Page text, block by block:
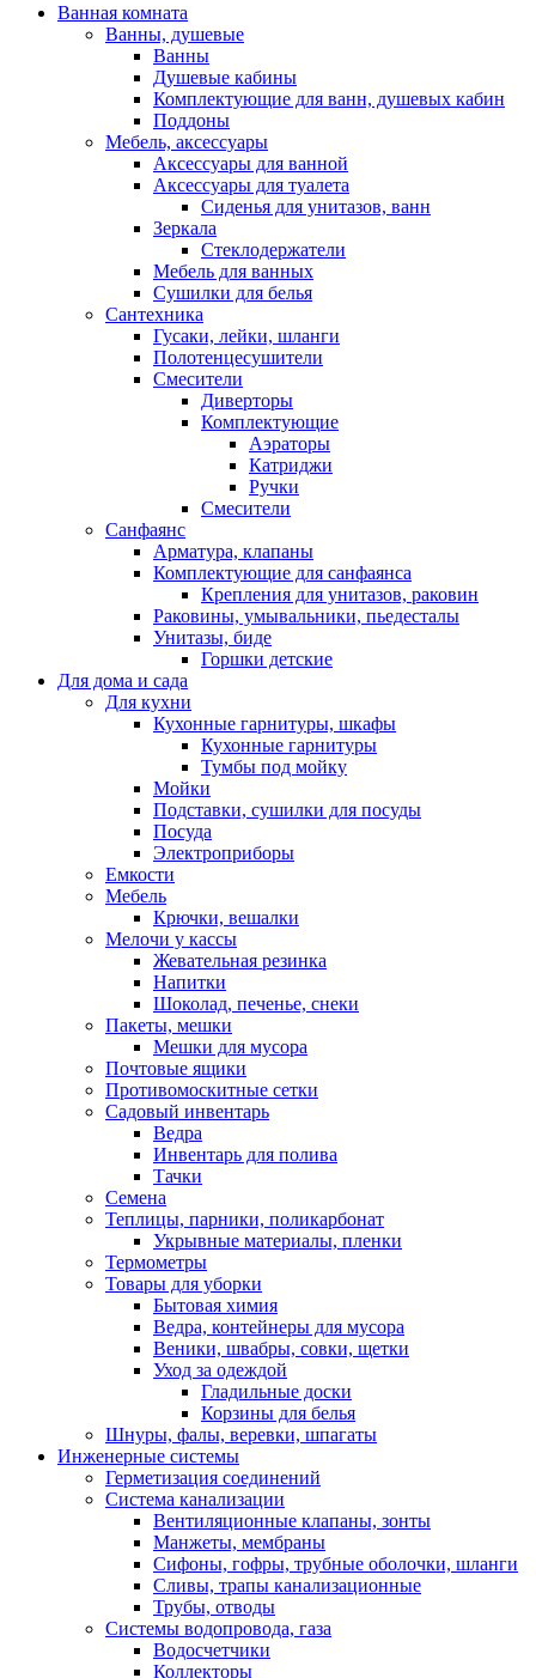
Ванная комната
Ванны, душевые
Ванны
Душевые кабины
Комплектующие для ванн, душевых кабин
Поддоны
Мебель, аксессуары
Аксессуары для ванной
Аксессуары для туалета
Сиденья для унитазов, ванн
Зеркала
Стеклодержатели
Мебель для ванных
Сушилки для белья
Сантехника
Гусаки, лейки, шланги
Полотенцесушители
Смесители
Диверторы
Комплектующие
Аэраторы
Катриджи
Ручки
Смесители
Санфаянс
Арматура, клапаны
Комплектующие для санфаянса
Крепления для унитазов, раковин
Раковины, умывальники, пьедесталы
Унитазы, биде
Горшки детские
Для дома и сада
Для кухни
Кухонные гарнитуры, шкафы
Кухонные гарнитуры
Тумбы под мойку
Мойки
Подставки, сушилки для посуды
Посуда
Электроприборы
Емкости
Мебель
Крючки, вешалки
Мелочи у кассы
Жевательная резинка
Напитки
Шоколад, печенье, снеки
Пакеты, мешки
Мешки для мусора
Почтовые ящики
Противомоскитные сетки
Садовый инвентарь
Ведра
Инвентарь для полива
Тачки
Семена
Теплицы, парники, поликарбонат
Укрывные материалы, пленки
Термометры
Товары для уборки
Бытовая химия
Ведра, контейнеры для мусора
Веники, швабры, совки, щетки
Уход за одеждой
Гладильные доски
Корзины для белья
Шнуры, фалы, веревки, шпагаты
Инженерные системы
Герметизация соединений
Система канализации
Вентиляционные клапаны, зонты
Манжеты, мембраны
Сифоны, гофры, трубные оболочки, шланги
Сливы, трапы канализационные
Трубы, отводы
Системы водопровода, газа
Водосчетчики
Коллекторы